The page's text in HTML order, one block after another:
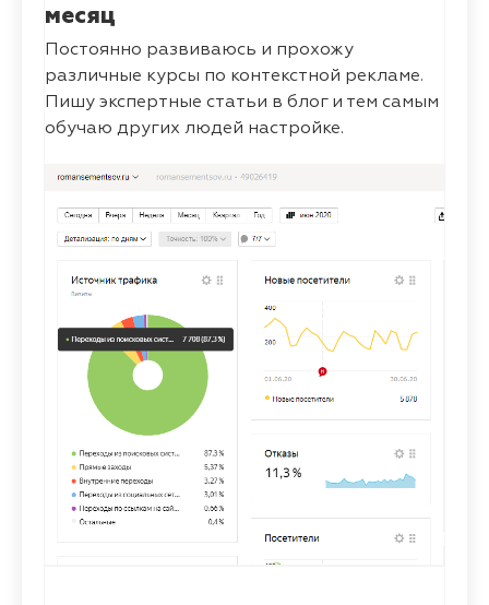
месяц
Постоянно развиваюсь и прохожу
различные курсы по контекстной рекламе.
Пишу экспертные статьи в блог и тем самым
обучаю других людей настройке.